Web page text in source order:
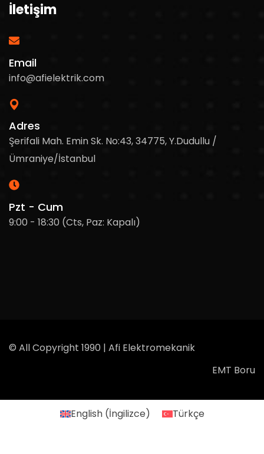
İletişim
Email
info@afielektrik.com
Adres
Şerifali Mah. Emin Sk. No:43, 34775, Y.Dudullu /
Ümraniye/İstanbul
Pzt - Cum
9:00 - 18:30 (Cts, Paz: Kapalı)
© All Copyright 1990 | Afi Elektromekanik
EMT Boru
English(İngilizce) Türkçe